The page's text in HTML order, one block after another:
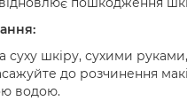
суху шкіру, сухими руками,
до розчинення
водою.